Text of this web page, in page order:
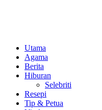
Utama
Agama
Berita
Hiburan
Selebriti
Resepi
Tip & Petua